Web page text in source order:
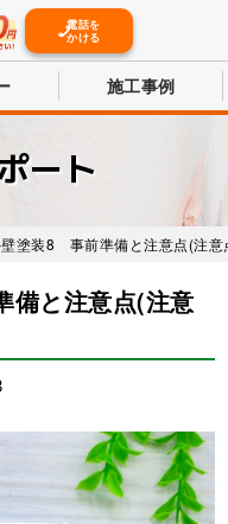
電話を
かける
施工事例
ート
壁塗装8 事前準備と注意点(注意
と注意点(注意